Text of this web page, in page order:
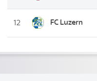
12 FC Luzern